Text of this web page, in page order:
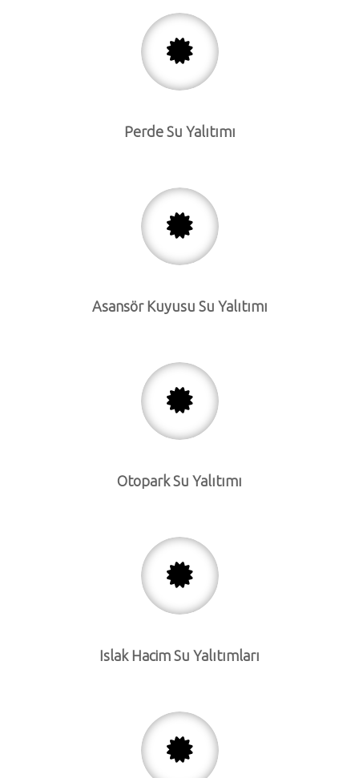
Perde Su Yalıtımı
Asansör Kuyusu Su Yalıtımı
Otopark Su Yalıtımı
Islak Hacim Su Yalıtımları